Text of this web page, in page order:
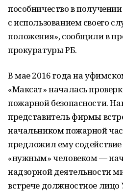
пособничество в
с использованием своего
положения», сообщили в
прокуратуры РБ.
В мае 2016 года на
«Максат» началась
пожарной безопасности.
представитель фирмы
начальником пожарной
предложил ему содействие
«нужным» человеком —
надзорной деятельности
встрече должностное